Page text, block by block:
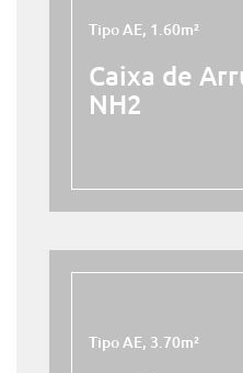
Tipo AE, 1.60m²
Caixa de
NH2
Tipo AE, 3.70m²